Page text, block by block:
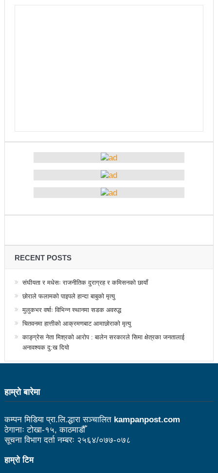
पत्रकारिता झारा टार्ने हुनुहुँदैन, परिणाममुखी हुनुपर्छः अध्यक्ष
बजेट फेसबुकमा हुँदैन, रातो किताबमा आउँछः मन्त्री तामाङ
१६ लाख पर्यटन भित्र्याउने सरकारको लक्ष्य पूरा हुन्छः मन्त्री
तामाङ
प्राध्यानाध्यापक संघ नेपाल नवलपरासी पश्चिमको अध्यक्षमा
पत्रकारितामा काउन्सिलको अनुदानले थपेको इट्टा
पर्यटन क्षेत्रका समस्या समाधान गर्नेछुः मन्त्री तामाङ
आज भाषा दिवसः बाग्मतीमा नेवारी र तामाङ सरकारी कामकाजी
भाषा लागु
शर्मा
इमान्दारिताका साथ जनताकाे सेवा गर्न पालिकाका नेता
कार्यकर्तालाई मन्त्री तामाङको निर्देशन
सूचना प्रविधिका क्षेत्रमा लगानी बढाउन आवश्यक नीति, कानुन
बनाउने काम भइरहेको छः मन्त्री शर्मा
RECENT POSTS
संघीयता र मधेसः राजनीतिक दुराग्रह र कमिसनको छायाँ
छोराले फलामको पाइपले हान्दा बाबुको मृत्यु
मुलुकभर वर्षाः विभिन्न स्थानमा सडक अवरुद्ध
चितवनमा हात्तीको आक्रमणबाट आमाछोराको मृत्यु
काङ्ग्रेस नेता मिश्रको आरोप : बालेन सरकारले सिमा क्षेत्रका जनतालाई
अनावश्यक दु:ख दियो
हाम्राे बारेमा
कम्पन मिडिया प्रा.लि.द्धारा सञ्चालित kampanpost.com
ठेगानाः टोखा-१५, काठमाडौँ
सूचना विभाग दर्ता नम्बरः २५६४/०७७-०७८
हाम्रो टिम